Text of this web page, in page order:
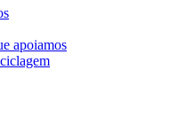
apoiamos